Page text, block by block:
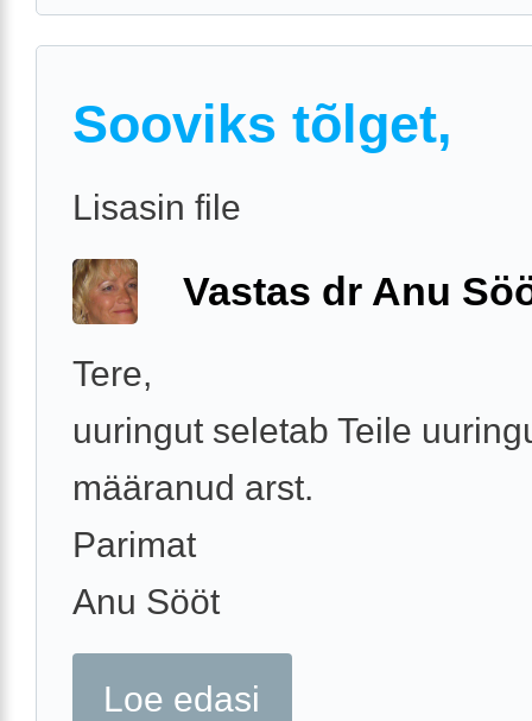
Sooviks tõlget,
Lisasin file
Vastas dr Anu
Tere,
uuringut seletab Teile
määranud arst.
Parimat
Anu Sööt
Loe edasi